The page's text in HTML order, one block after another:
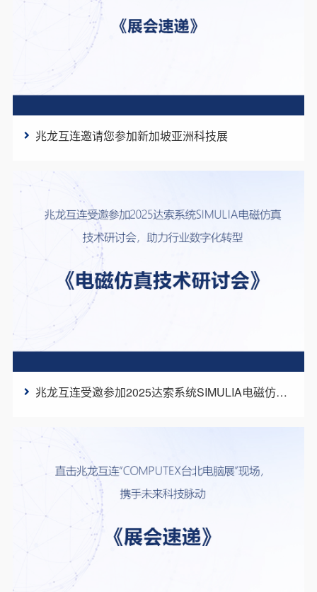
兆龙互连邀请您参加新加坡亚洲科技展
兆龙互连受邀参加2025达索系统SIMULIA电磁仿真技术研讨会，助力行业数字化转型